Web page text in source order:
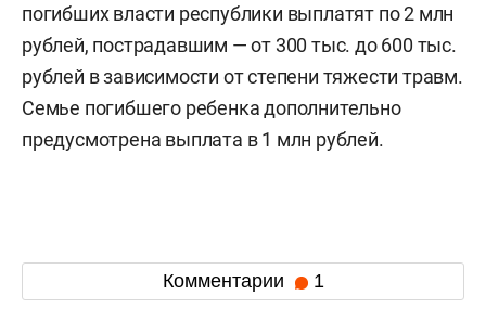
погибших власти республики выплатят по 2 млн
рублей, пострадавшим — от 300 тыс. до 600 тыс.
рублей в зависимости от степени тяжести травм.
Семье погибшего ребенка дополнительно
предусмотрена выплата в 1 млн рублей.
Комментарии 1